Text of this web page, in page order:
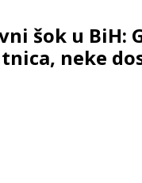
šok u BiH:
neke